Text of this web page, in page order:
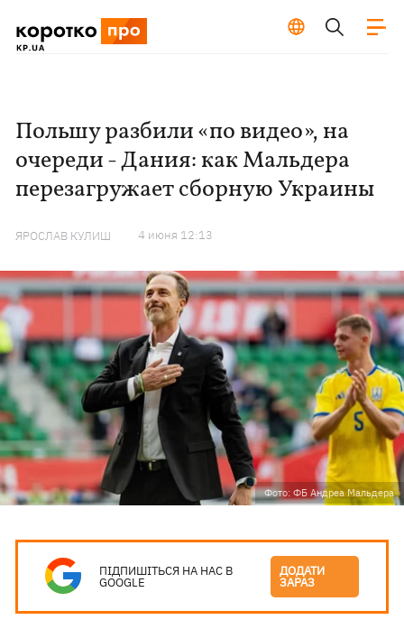
Польшу разбили «по видео», на
очереди - Дания: как Мальдера
перезагружает сборную Украины
ЯРОСЛАВ КУЛИШ 4 июня 12:13
Фото: ФБ Андреа Мальдера
ПІДПИШІТЬСЯ НА НАС В
GOOGLE
ДОДАТИ
ЗАРАЗ